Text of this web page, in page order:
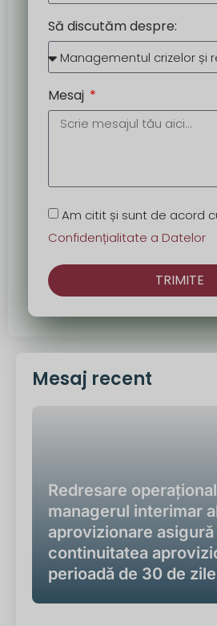
Să discutăm despre:
Mesaj
Am citit și sunt de acord
Confidențialitate a Datelor
TRIMITE
Mesaj recent
Redresare
managerul interimar
aprovizionare asigură
continuitatea
perioadă de 30 de